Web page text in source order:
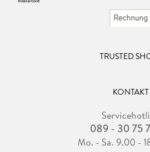
TRUSTED
KONTAKT
089 - 30 75
Mo. - Sa. 9.00 -